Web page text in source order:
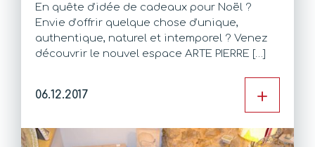
En quête d’idée de cadeaux pour Noël ?
Envie d’offrir quelque chose d’unique,
authentique, naturel et intemporel ? Venez
découvrir le nouvel espace ARTE PIERRE […]
06.12.2017 +